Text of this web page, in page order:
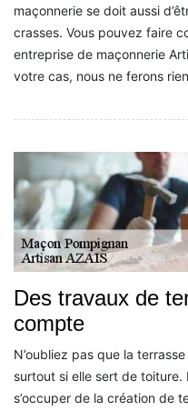
maçonnerie se doit aussi
crasses. Vous pouvez faire
entreprise de maçonnerie
votre cas, nous ne ferons
Des travaux de
compte
N’oubliez pas que la
surtout si elle sert de
s’occuper de la création de